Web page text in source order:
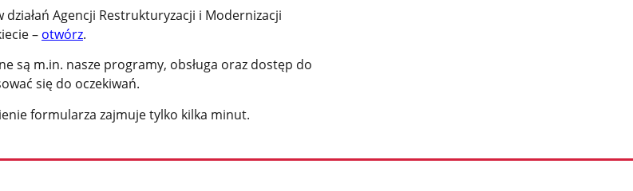
Agencji Restrukturyzacji i Modernizacji
– otwórz.
są m.in. nasze programy, obsługa oraz dostęp do
się do oczekiwań.
formularza zajmuje tylko kilka minut.